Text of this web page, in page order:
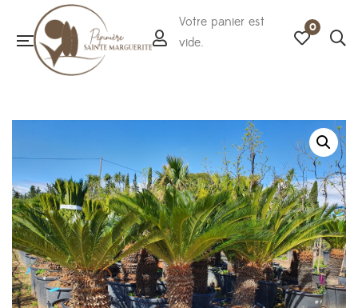
Votre panier est
vide.
0